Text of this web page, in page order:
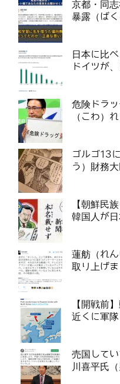
京都・同
暴露（ば
日本に比
ドイツが
危険ドラ
（こわ）
ゴルゴ13
う）財務
【朝鮮民
韓国人が
蓮舫（れ
取り上げ
【開戦前
近くに軍
売国して
川喜平氏